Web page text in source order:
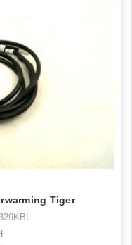
Tiger